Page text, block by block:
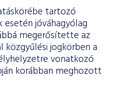
tartozó
jóváhagyólag
megerősítette az
közgyűlési jogkörben a
vonatkozó
korábban meghozott